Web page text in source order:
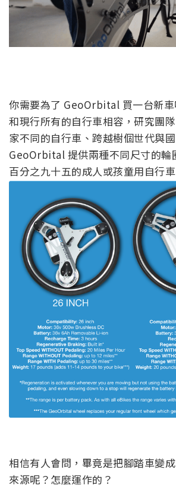
你需要為了 GeoOrbital 買一台新
和現行所有的自行車相容，研究團
家不同的自行車、跨越樹個世代與國
GeoOrbital 提供兩種不同尺寸的輪
百分之九十五的成人或孩童用自行車
相信有人會問，畢竟是把腳踏車變
來源呢？怎麼運作的？